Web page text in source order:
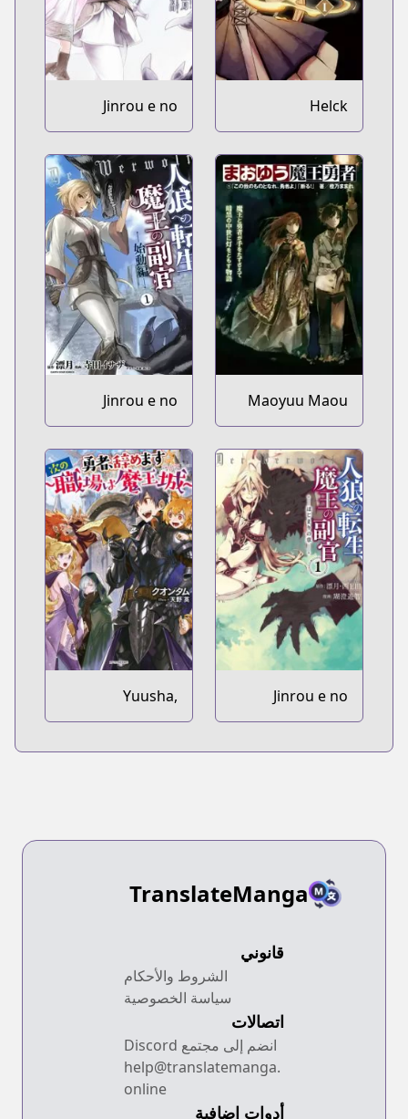
Helck
Jinrou e no
Tensei, Maou no
Fukukan
Maoyuu Maou
Yuusha
Jinrou e no
Tensei, Maou no
Fukukan:
Shidou-hen
Jinrou e no
Tensei, Maou no
Yuusha,
Yamemasu:
TranslateManga
قانوني
الشروط والأحكام
سياسة الخصوصية
اتصالات
انضم إلى مجتمع Discord
help@translatemanga.
online
أدوات إضافية